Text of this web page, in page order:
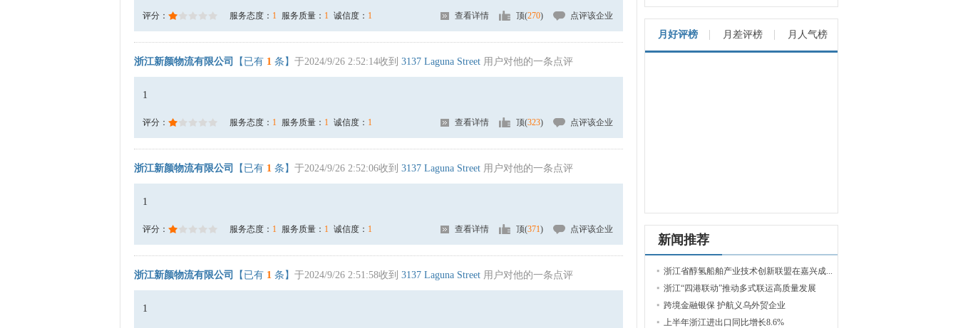
评分： 服务态度： 1 服务质量： 1 诚信度： 1 查看详情 顶(270) 点评该企业
浙江新颜物流有限公司 【已有 1 条】 于2024/9/26 2:52:14收到 3137 Laguna Street 用户对他的一条点评
1
评分： 服务态度： 1 服务质量： 1 诚信度： 1 查看详情 顶(323) 点评该企业
浙江新颜物流有限公司 【已有 1 条】 于2024/9/26 2:52:06收到 3137 Laguna Street 用户对他的一条点评
1
评分： 服务态度： 1 服务质量： 1 诚信度： 1 查看详情 顶(371) 点评该企业
浙江新颜物流有限公司 【已有 1 条】 于2024/9/26 2:51:58收到 3137 Laguna Street 用户对他的一条点评
1
月好评榜 月差评榜 月人气榜
新闻推荐
浙江省醇氢船舶产业技术创新联盟在嘉兴成...
浙江“四港联动”推动多式联运高质量发展
跨境金融银保 护航义乌外贸企业
上半年浙江进出口同比增长8.6%